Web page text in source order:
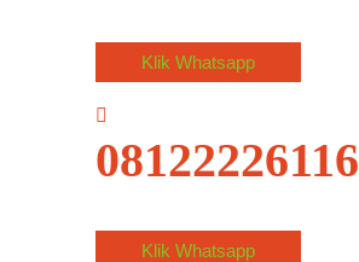
Klik Whatsapp
08122226116
Klik Whatsapp